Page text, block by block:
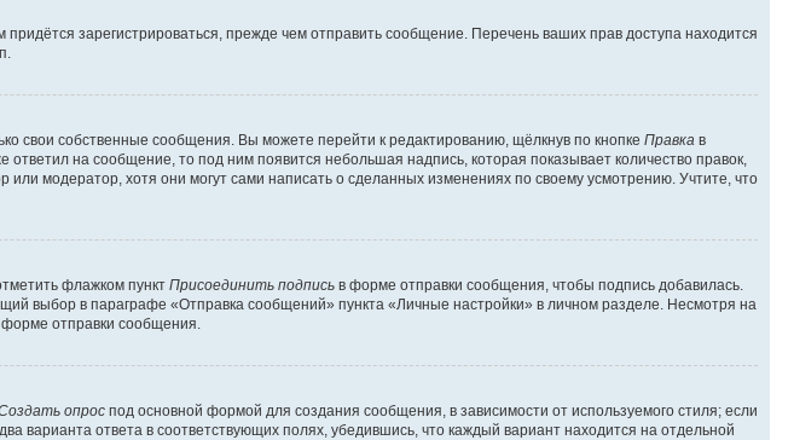
зарегистрироваться, прежде чем отправить сообщение. Перечень ваших прав доступа находится
свои собственные сообщения. Вы можете перейти к редактированию, щёлкнув по кнопке Правка в
на сообщение, то под ним появится небольшая надпись, которая показывает количество правок,
модератор, хотя они могут сами написать о сделанных изменениях по своему усмотрению. Учтите, что
флажком пункт Присоединить подпись в форме отправки сообщения, чтобы подпись добавилась.
выбор в параграфе «Отправка сообщений» пункта «Личные настройки» в личном разделе. Несмотря на
форме отправки сообщения.
опрос под основной формой для создания сообщения, в зависимости от используемого стиля; если
варианта ответа в соответствующих полях, убедившись, что каждый вариант находится на отдельной